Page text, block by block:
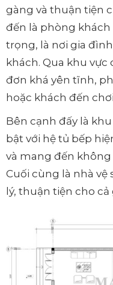
gàng và thuận tiện
đến là phòng khách
trọng, là nơi gia
khách. Qua khu
đơn khá yên tĩnh,
hoặc khách đến
Bên cạnh đấy là
bật với hệ tủ bếp
và mang đến
Cuối cùng là nhà
lý, thuận tiện cho